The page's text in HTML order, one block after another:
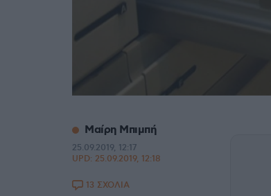
Μαίρη Μπιμπή
25.09.2019, 12:17
UPD: 25.09.2019, 12:18
13 ΣΧΟΛΙΑ